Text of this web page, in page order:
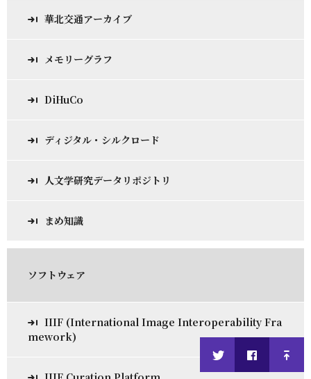
華北交通アーカイブ
メモリーグラフ
DiHuCo
ディジタル・シルクロード
人文学研究データリポジトリ
まめ知識
ソフトウェア
IIIF (International Image Interoperability Fra
mework)